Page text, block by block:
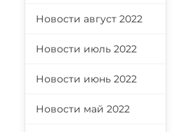
Новости август 2022
Новости июль 2022
Новости июнь 2022
Новости май 2022